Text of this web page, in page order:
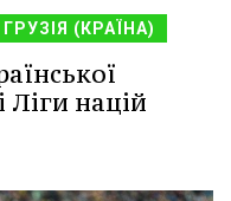
ГРУЗІЯ (КРАЇНА)
Ліги націй